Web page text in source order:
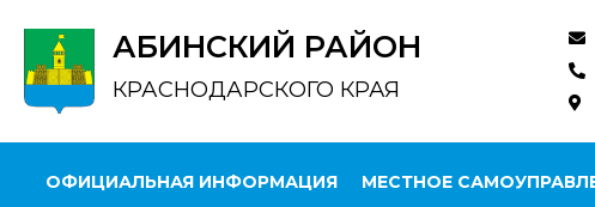
АБИНСКИЙ РАЙОН
КРАСНОДАРСКОГО КРАЯ
ОФИЦИАЛЬНАЯ ИНФОРМАЦИЯ МЕСТНОЕ